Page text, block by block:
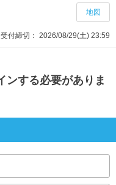
受付締切： 2026/08/29(土) 23:59
地図
ンする必要がありま